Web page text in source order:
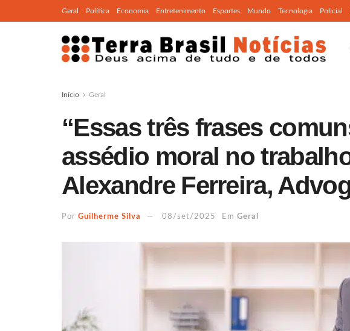
Geral Política Economia Entretenimento Esportes Mundo Tecnologia Policial
Início Geral
“Essas três frases
assédio moral no
Alexandre Ferreira,
Por Guilherme Silva 08/set/2025 Em Geral